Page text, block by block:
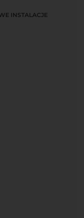
INSTALACJE